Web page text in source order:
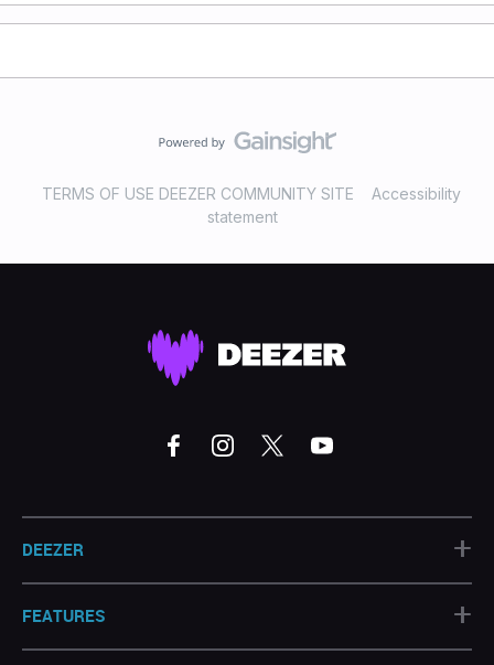
TERMS OF USE DEEZER COMMUNITY SITE
Accessibility
statement
DEEZER +
FEATURES
+